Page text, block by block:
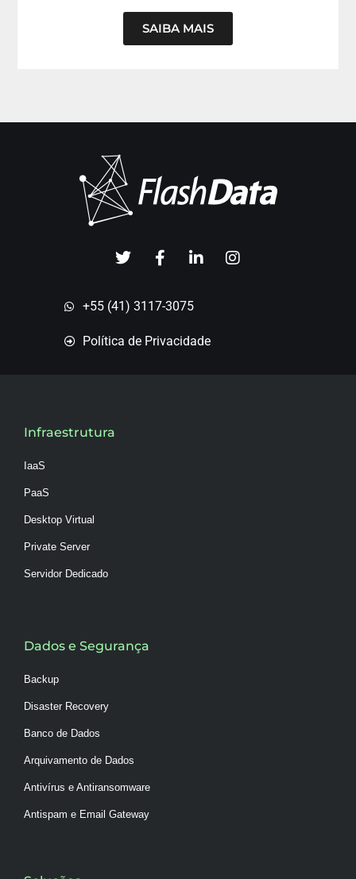
SAIBA MAIS
+55 (41) 3117-3075
Política de Privacidade
Infraestrutura
IaaS
PaaS
Desktop Virtual
Private Server
Servidor Dedicado
Dados e Segurança
Backup
Disaster Recovery
Banco de Dados
Arquivamento de Dados
Antivírus e Antiransomware
Antispam e Email Gateway